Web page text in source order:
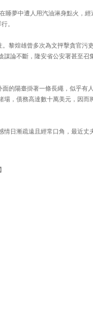
睡夢中遭人用汽油淋身點火，經
。
黎煌雄曾多次為文抨擊貪官污
謀論不斷，隆安省公安署甚至召
的陽臺掛著一條長繩，似乎有
，債務高達數十萬美元，因而
情日漸疏遠且經常口角，最近丈
】